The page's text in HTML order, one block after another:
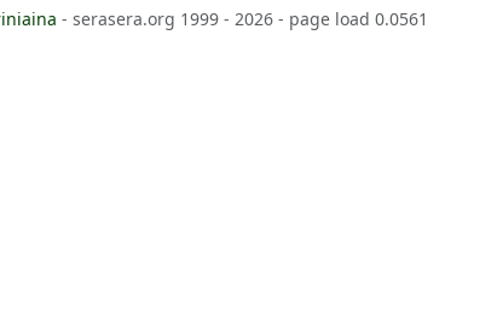
- serasera.org 1999 - 2026 - page load 0.0561